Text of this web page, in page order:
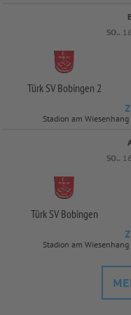
SO..
Türk SV Bobingen 2
Stadion am
SO..
Türk SV Bobingen
Stadion am